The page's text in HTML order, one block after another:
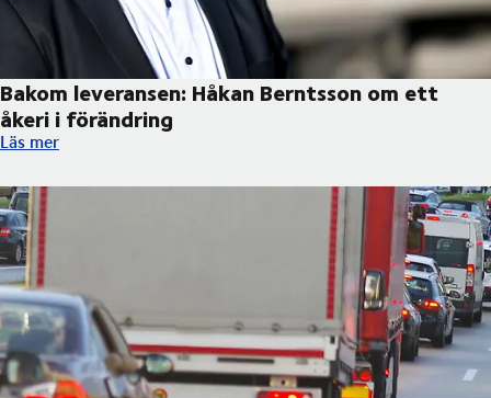
Bakom leveransen: Håkan Berntsson om ett
åkeri i förändring
Bakom leveransen: Håkan Berntsson om ett åkeri i förändring
Läs mer